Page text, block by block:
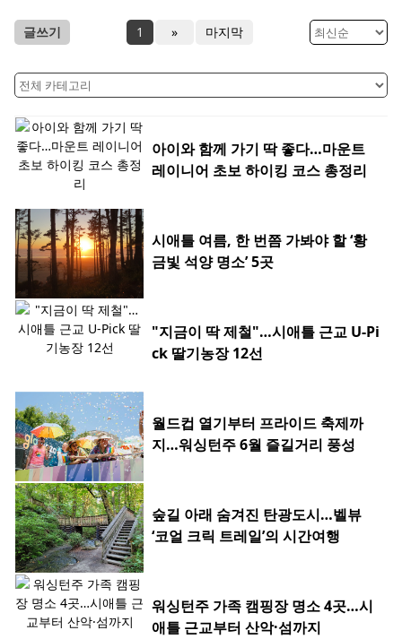
글쓰기 1 » 마지막
아이와 함께 가기 딱 좋다…마운트
레이니어 초보 하이킹 코스 총정리
시애틀 여름, 한 번쯤 가봐야 할 ‘황
금빛 석양 명소’ 5곳
"지금이 딱 제철"…시애틀 근교 U-Pi
ck 딸기농장 12선
월드컵 열기부터 프라이드 축제까
지…워싱턴주 6월 즐길거리 풍성
숲길 아래 숨겨진 탄광도시…벨뷰
‘코얼 크릭 트레일’의 시간여행
워싱턴주 가족 캠핑장 명소 4곳…시
애틀 근교부터 산악·섬까지